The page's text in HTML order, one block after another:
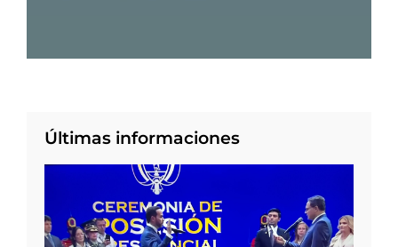
Últimas informaciones